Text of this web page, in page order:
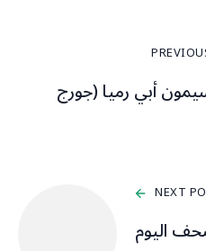
أبي رميا (جورج
NEXT
اليوم